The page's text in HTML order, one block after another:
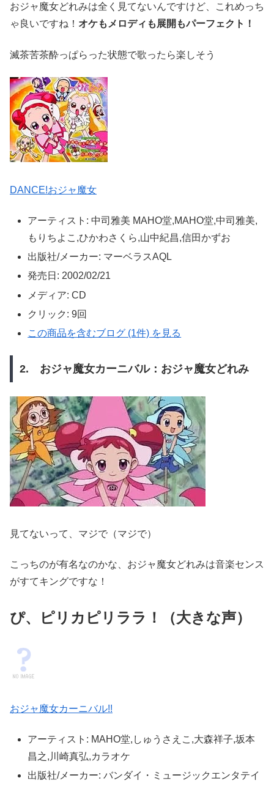
おジャ魔女どれみは全く見てないんですけど、これめっち
ゃ良いですね！ オケもメロディも展開もパーフェクト！
滅茶苦茶酔っぱらった状態で歌ったら楽しそう
DANCE!おジャ魔女
アーティスト: 中司雅美 MAHO堂,MAHO堂,中司雅美,
もりちよこ,ひかわさくら,山中紀昌,信田かずお
出版社/メーカー: マーベラスAQL
発売日: 2002/02/21
メディア: CD
クリック : 9回
この商品を含むブログ (1件) を見る
2. おジャ魔女カーニバル：おジャ魔女どれみ
見てないって、マジで（マジで）
こっちのが有名なのかな、おジャ魔女どれみは音楽センス
がすてキングですな！
ぴ、ピリカピリララ！（大きな声）
おジャ魔女カーニバル!!
アーティスト: MAHO堂,しゅうさえこ,大森祥子,坂本
昌之,川崎真弘,カラオケ
出版社/メーカー: バンダイ・ミュージックエンタテイ